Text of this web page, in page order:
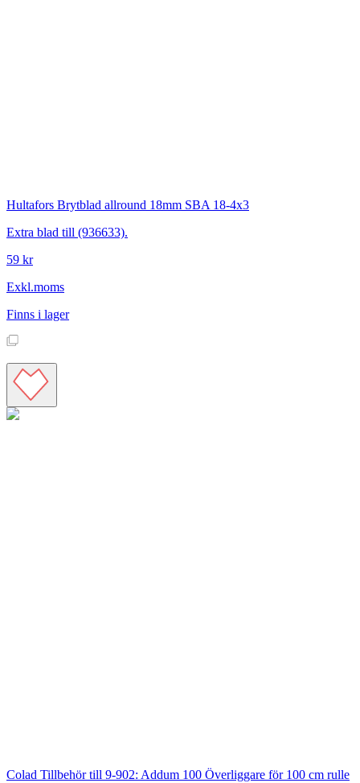
Hultafors Brytblad allround 18mm SBA 18-4x3
Extra blad till (936633).
59 kr
Exkl.moms
Finns i lager
Colad Tillbehör till 9-902: Addum 100 Överliggare för 100 cm rulle